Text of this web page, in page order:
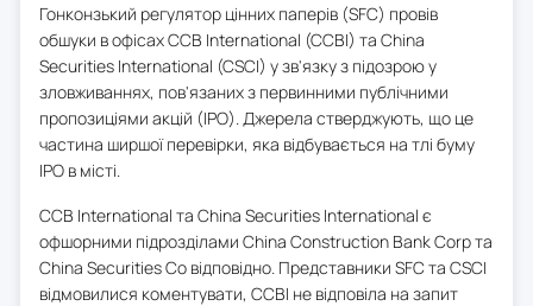
Гонконзький регулятор цінних паперів (SFC) провів
обшуки в офісах CCB International (CCBI) та China
Securities International (CSCI) у зв'язку з підозрою у
зловживаннях, пов'язаних з первинними публічними
пропозиціями акцій (IPO). Джерела стверджують, що це
частина ширшої перевірки, яка відбувається на тлі буму
IPO в місті.
CCB International та China Securities International є
офшорними підрозділами China Construction Bank Corp та
China Securities Co відповідно. Представники SFC та CSCI
відмовилися коментувати, CCBI не відповіла на запит